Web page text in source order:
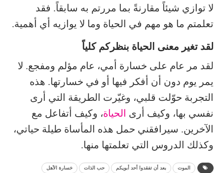
لا توازي شيئاً مقارنةً بما مررتم به سابقاً. فقد
تعلمتم ما هو مهم في الحياة وما لا يوازيه أي أهمية.
لقد تغير معنى الحياة بنظركم كلياً
لقد مر عام على خسارة أمي، عام مؤلم ومفجع. لا
يمر يوم دون أن أفكر فيها أو في خسارتها. هذه
التجربة حوّلت قلبي، وغيّرت الطريقة التي أرى
نفسي بها، وكيف أرى الحياة، وكيف أتفاعل مع
الآخرين. سيرافقني حمل هذه المأساة طيلة حياتي،
وكذلك الدروس التي تعلمتها منها.
الموت بعد أن تفقدوا أحد أبويكم حب الذات خسارة الأهل